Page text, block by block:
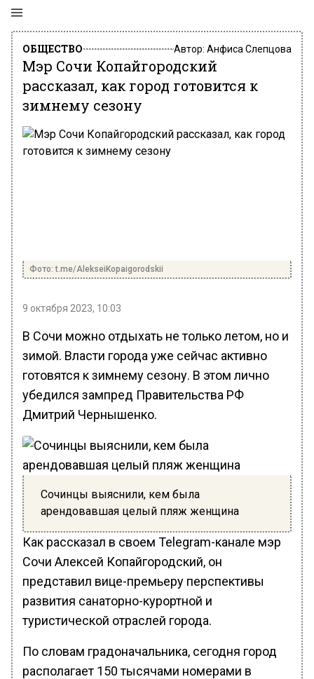
ОБЩЕСТВО Автор: Анфиса Слепцова
Мэр Сочи Копайгородский
рассказал, как город готовится к
зимнему сезону
Фото: t.me/AlekseiKopaigorodskii
9 октября 2023, 10:03
В Сочи можно отдыхать не только летом, но и
зимой. Власти города уже сейчас активно
готовятся к зимнему сезону. В этом лично
убедился зампред Правительства РФ
Дмитрий Чернышенко.
Сочинцы выяснили, кем была
арендовавшая целый пляж женщина
Как рассказал в своем Telegram-канале мэр
Сочи Алексей Копайгородский, он
представил вице-премьеру перспективы
развития санаторно-курортной и
туристической отраслей города.
По словам градоначальника, сегодня город
располагает 150 тысячами номерами в